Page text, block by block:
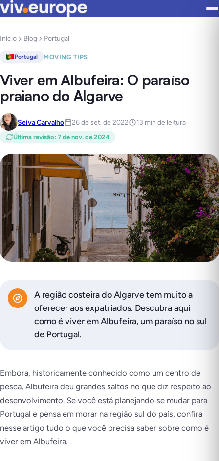
Início Blog Portugal
Portugal MOVING TIPS
Viver em Albufeira: O paraíso
praiano do Algarve
Seiva Carvalho 26 de set. de 2022 13 min de leitura
Última revisão: 7 de nov. de 2024
A região costeira do Algarve tem muito a
oferecer aos expatriados. Descubra aqui
como é viver em Albufeira, um paraíso no sul
de Portugal.
Embora, historicamente conhecido como um centro de
pesca, Albufeira deu grandes saltos no que diz respeito ao
desenvolvimento. Se você está planejando se mudar para
Portugal e pensa em morar na região sul do país, confira
nesse artigo tudo o que você precisa saber sobre como é
viver em Albufeira.